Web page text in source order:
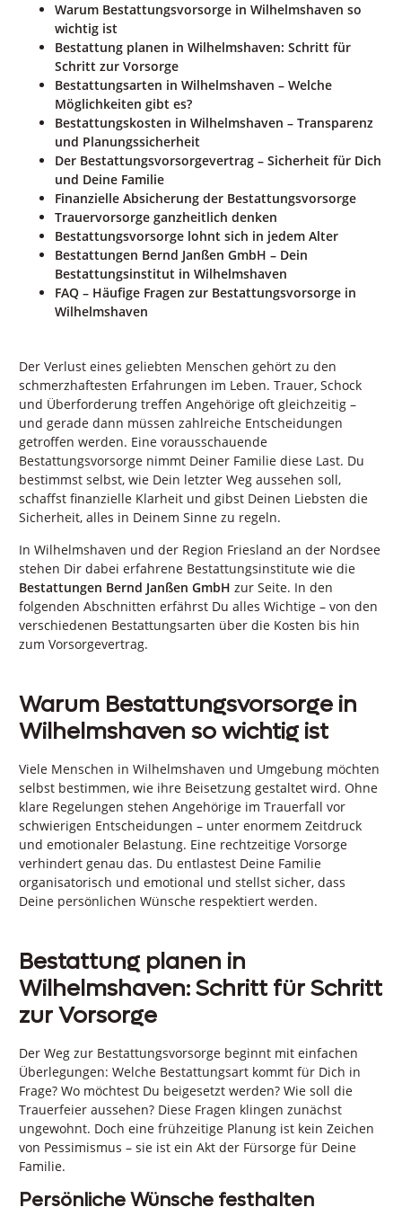
Warum Bestattungsvorsorge in Wilhelmshaven so
wichtig ist
Bestattung planen in Wilhelmshaven: Schritt für
Schritt zur Vorsorge
Bestattungsarten in Wilhelmshaven – Welche
Möglichkeiten gibt es?
Bestattungskosten in Wilhelmshaven – Transparenz
und Planungssicherheit
Der Bestattungsvorsorgevertrag – Sicherheit für Dich
und Deine Familie
Finanzielle Absicherung der Bestattungsvorsorge
Trauervorsorge ganzheitlich denken
Bestattungsvorsorge lohnt sich in jedem Alter
Bestattungen Bernd Janßen GmbH – Dein
Bestattungsinstitut in Wilhelmshaven
FAQ – Häufige Fragen zur Bestattungsvorsorge in
Wilhelmshaven
Der Verlust eines geliebten Menschen gehört zu den
schmerzhaftesten Erfahrungen im Leben. Trauer, Schock
und Überforderung treffen Angehörige oft gleichzeitig –
und gerade dann müssen zahlreiche Entscheidungen
getroffen werden. Eine vorausschauende
Bestattungsvorsorge nimmt Deiner Familie diese Last. Du
bestimmst selbst, wie Dein letzter Weg aussehen soll,
schaffst finanzielle Klarheit und gibst Deinen Liebsten die
Sicherheit, alles in Deinem Sinne zu regeln.
In Wilhelmshaven und der Region Friesland an der Nordsee
stehen Dir dabei erfahrene Bestattungsinstitute wie die
Bestattungen Bernd Janßen GmbH zur Seite. In den
folgenden Abschnitten erfährst Du alles Wichtige – von den
verschiedenen Bestattungsarten über die Kosten bis hin
zum Vorsorgevertrag.
Warum Bestattungsvorsorge in
Wilhelmshaven so wichtig ist
Viele Menschen in Wilhelmshaven und Umgebung möchten
selbst bestimmen, wie ihre Beisetzung gestaltet wird. Ohne
klare Regelungen stehen Angehörige im Trauerfall vor
schwierigen Entscheidungen – unter enormem Zeitdruck
und emotionaler Belastung. Eine rechtzeitige Vorsorge
verhindert genau das. Du entlastest Deine Familie
organisatorisch und emotional und stellst sicher, dass
Deine persönlichen Wünsche respektiert werden.
Bestattung planen in
Wilhelmshaven: Schritt für Schritt
zur Vorsorge
Der Weg zur Bestattungsvorsorge beginnt mit einfachen
Überlegungen: Welche Bestattungsart kommt für Dich in
Frage? Wo möchtest Du beigesetzt werden? Wie soll die
Trauerfeier aussehen? Diese Fragen klingen zunächst
ungewohnt. Doch eine frühzeitige Planung ist kein Zeichen
von Pessimismus – sie ist ein Akt der Fürsorge für Deine
Familie.
Persönliche Wünsche festhalten